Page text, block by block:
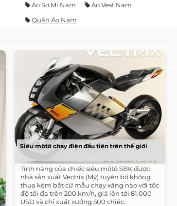
Áo Sơ Mi Nam
Áo Vest Nam
Quần Áo Nam
Siêu môtô chạy điện đầu tiên trên thế giới
Tính năng của chiếc siêu môtô SBK được
nhà sản xuất Vectrix (Mỹ) tuyên bố không
thua kém bất cứ mẫu chạy xăng nào với tốc
độ tối đa trên 200 km/h, giá lên tới 81.000
USD và chỉ xuất xưởng 500 chiếc.